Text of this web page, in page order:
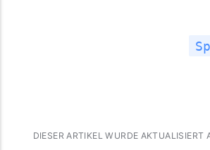
DIESER ARTIKEL WURDE AKTUALISIERT